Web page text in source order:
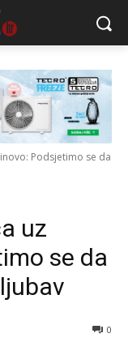
Podsjetimo se da
uz
se da
0